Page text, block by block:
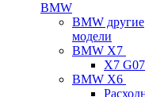
BMW
BMW другие
модели
BMW X7
X7 G07
BMW X6